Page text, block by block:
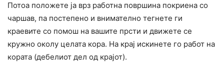
Потоа положете ја врз работна површина покриена со
чаршав, па постепено и внимателно тегнете ги
краевите со помош на вашите прсти и движете се
кружно околу целата кора. На крај искинете го работ на
кората (дебелиот дел од крајот).